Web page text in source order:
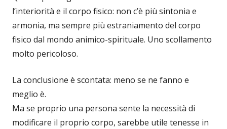
l’interiorità e il corpo fisico: non c’è più sintonia e
armonia, ma sempre più estraniamento del corpo
fisico dal mondo animico-spirituale. Uno scollamento
molto pericoloso.
La conclusione è scontata: meno se ne fanno e
meglio è.
Ma se proprio una persona sente la necessità di
modificare il proprio corpo, sarebbe utile tenesse in